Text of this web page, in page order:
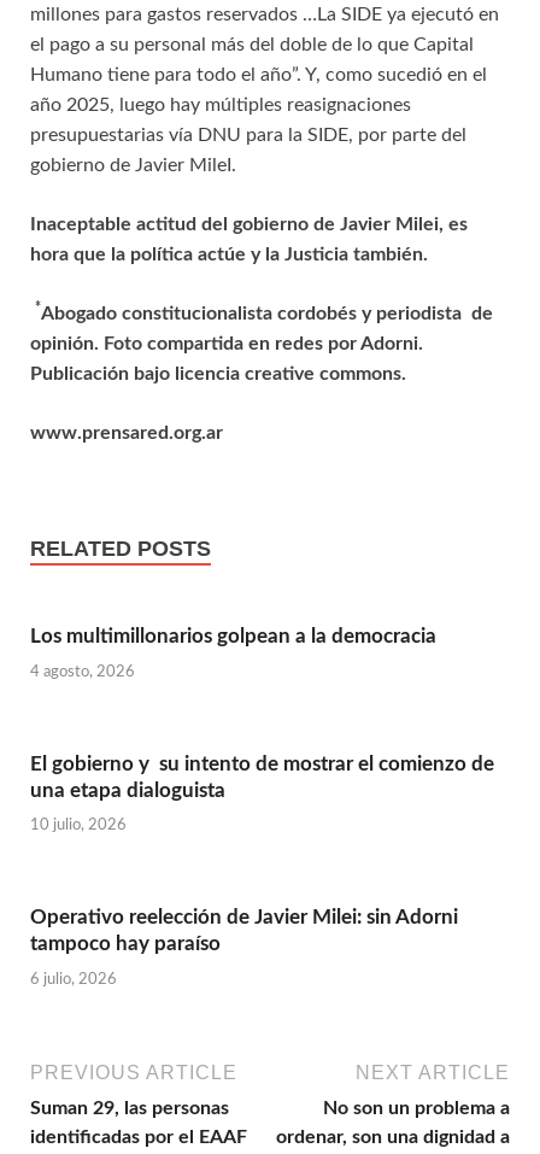
millones para gastos reservados …La SIDE ya ejecutó en
el pago a su personal más del doble de lo que Capital
Humano tiene para todo el año”. Y, como sucedió en el
año 2025, luego hay múltiples reasignaciones
presupuestarias vía DNU para la SIDE, por parte del
gobierno de Javier MileI.
Inaceptable actitud del gobierno de Javier Milei, es
hora que la política actúe y la Justicia también.
*Abogado constitucionalista cordobés y periodista de
opinión. Foto compartida en redes por Adorni.
Publicación bajo licencia creative commons.
www.prensared.org.ar
RELATED POSTS
Los multimillonarios golpean a la democracia
4 agosto, 2026
El gobierno y su intento de mostrar el comienzo de
una etapa dialoguista
10 julio, 2026
Operativo reelección de Javier Milei: sin Adorni
tampoco hay paraíso
6 julio, 2026
PREVIOUS ARTICLE
Suman 29, las personas
identificadas por el EAAF
NEXT ARTICLE
No son un problema a
ordenar, son una dignidad a